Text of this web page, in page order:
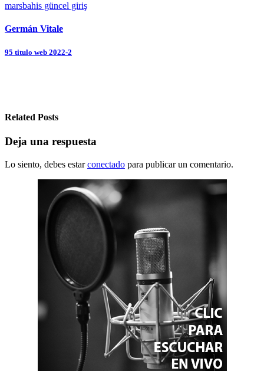
marsbahis güncel giriş
Germán Vitale
Navegación
95 titulo web 2022-2
Related Posts
Deja una respuesta
Lo siento, debes estarconectado para publicar un comentario.